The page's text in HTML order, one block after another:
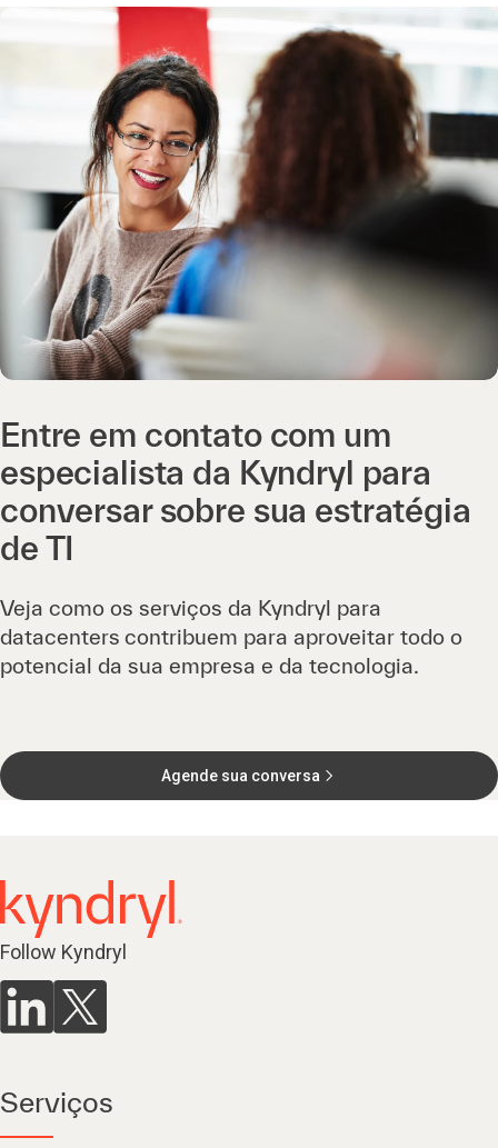
Entre em contato com um
especialista da Kyndryl para
conversar sobre sua estratégia
de TI
Veja como os serviços da Kyndryl para
datacenters contribuem para aproveitar todo o
potencial da sua empresa e da tecnologia.
Agende sua conversa
Follow Kyndryl
Serviços